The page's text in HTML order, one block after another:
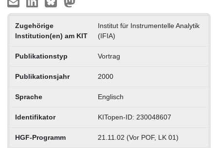
Zugehörige
Institution(en) am KIT
Institut für Instrumentelle Analytik
(IFIA)
Publikationstyp Vortrag
Publikationsjahr 2000
Sprache Englisch
Identifikator KITopen-ID: 230048607
HGF-Programm 21.11.02 (Vor POF, LK 01)